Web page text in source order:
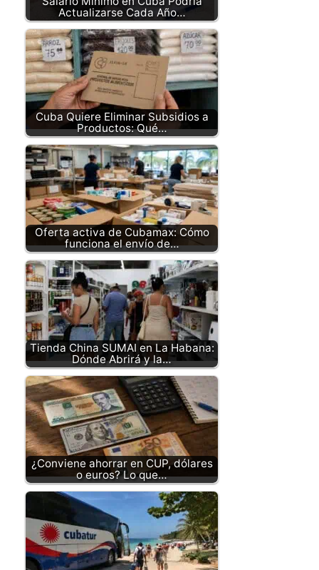
Actualizarse Cada Año…
Cuba Quiere Eliminar Subsidios a
Productos: Qué…
Oferta activa de Cubamax: Cómo
funciona el envío de…
Tienda China SUMAI en La Habana:
Dónde Abrirá y la…
¿Conviene ahorrar en CUP, dólares
o euros? Lo que…